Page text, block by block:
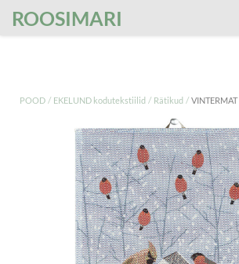
ROOSIMARI
POOD / EKELUND kodutekstiilid / Rätikud / VINTERMAT